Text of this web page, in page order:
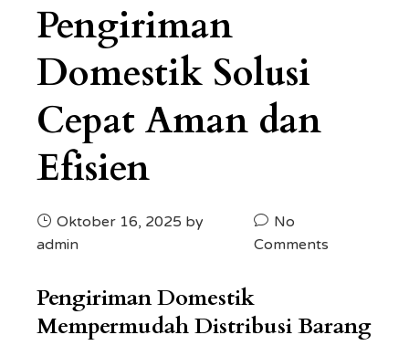
Pengiriman
Domestik Solusi
Cepat Aman dan
Efisien
Oktober 16, 2025 by
admin
No
Comments
Pengiriman Domestik
Mempermudah Distribusi Barang